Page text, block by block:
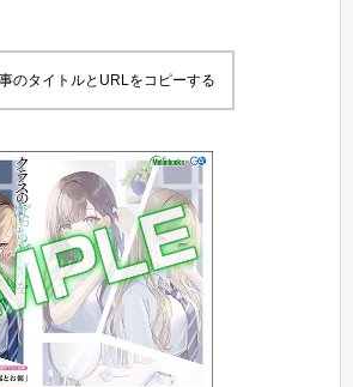
のタイトルとURLをコピーする